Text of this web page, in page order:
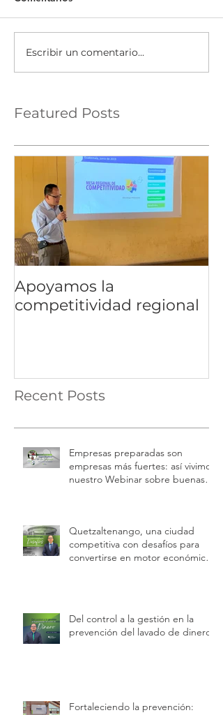
Escribir un comentario...
Featured Posts
Apoyamos la
competitividad regional
Recent Posts
Empresas preparadas son
empresas más fuertes: así vivimos
nuestro Webinar sobre buenas
Quetzaltenango, una ciudad
competitiva con desafíos para
convertirse en motor económico
Del control a la gestión en la
prevención del lavado de dinero
Fortaleciendo la prevención: